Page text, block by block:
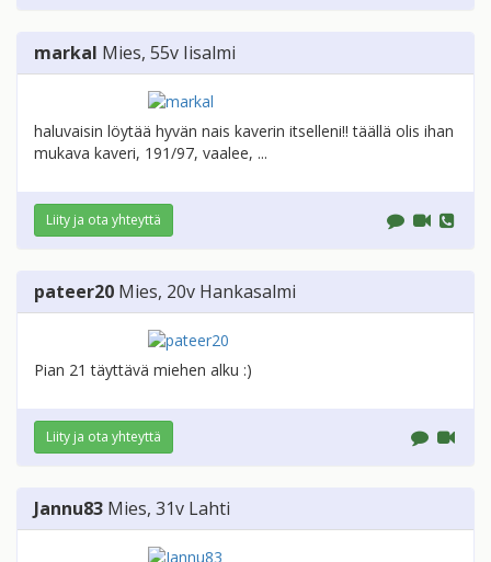
markal Mies, 55v Iisalmi
haluvaisin löytää hyvän nais kaverin itselleni!! täällä olis ihan
mukava kaveri, 191/97, vaalee, ...
Liity ja ota yhteyttä
pateer20 Mies, 20v Hankasalmi
Pian 21 täyttävä miehen alku :)
Liity ja ota yhteyttä
Jannu83 Mies, 31v Lahti